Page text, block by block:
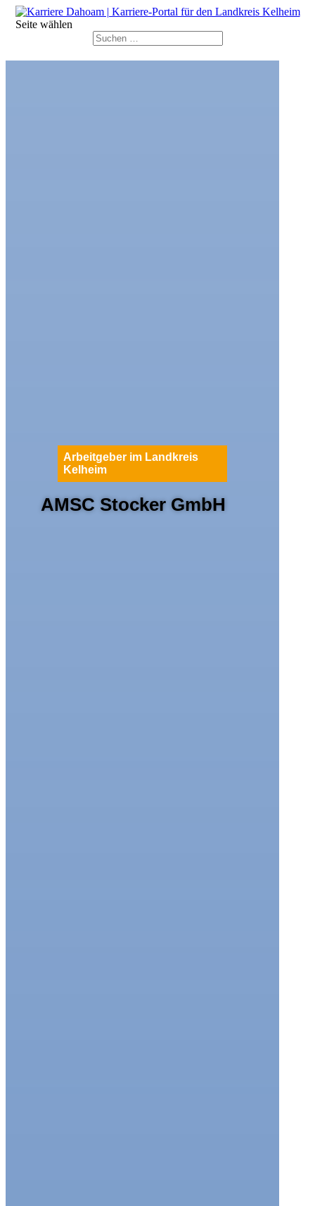
Seite wählen
Arbeitgeber im Landkreis
Kelheim
AMSC Stocker GmbH